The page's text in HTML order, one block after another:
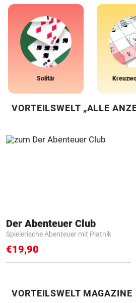
Solitär
VORTEILSWELT „ALLE
Der Abenteuer Club
Spielerische Abenteuer mit Piatnik
€19,90
VORTEILSWELT MAGAZINE